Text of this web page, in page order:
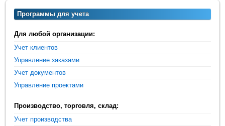
Программы для учета
Для любой организации:
Учет клиентов
Управление заказами
Учет документов
Управление проектами
Производство, торговля, склад:
Учет производства